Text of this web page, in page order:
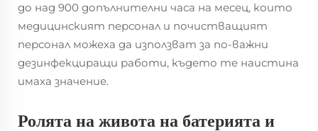
до над 900 допълнителни часа на месец, които
медицинският персонал и почистващият
персонал можеха да използват за по-важни
дезинфекциращи работи, където те наистина
имаха значение.
Ролята на живота на батерията и